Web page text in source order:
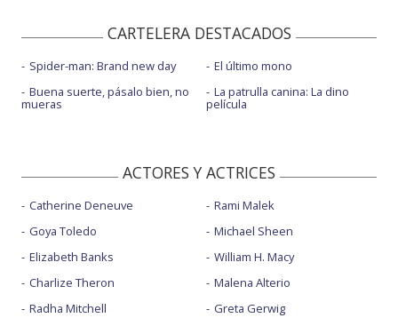
CARTELERA DESTACADOS
Spider-man: Brand new day
Buena suerte, pásalo bien, no
mueras
El último mono
La patrulla canina: La dino
película
ACTORES Y ACTRICES
Catherine Deneuve
Goya Toledo
Elizabeth Banks
Charlize Theron
Radha Mitchell
Rami Malek
Michael Sheen
William H. Macy
Malena Alterio
Greta Gerwig